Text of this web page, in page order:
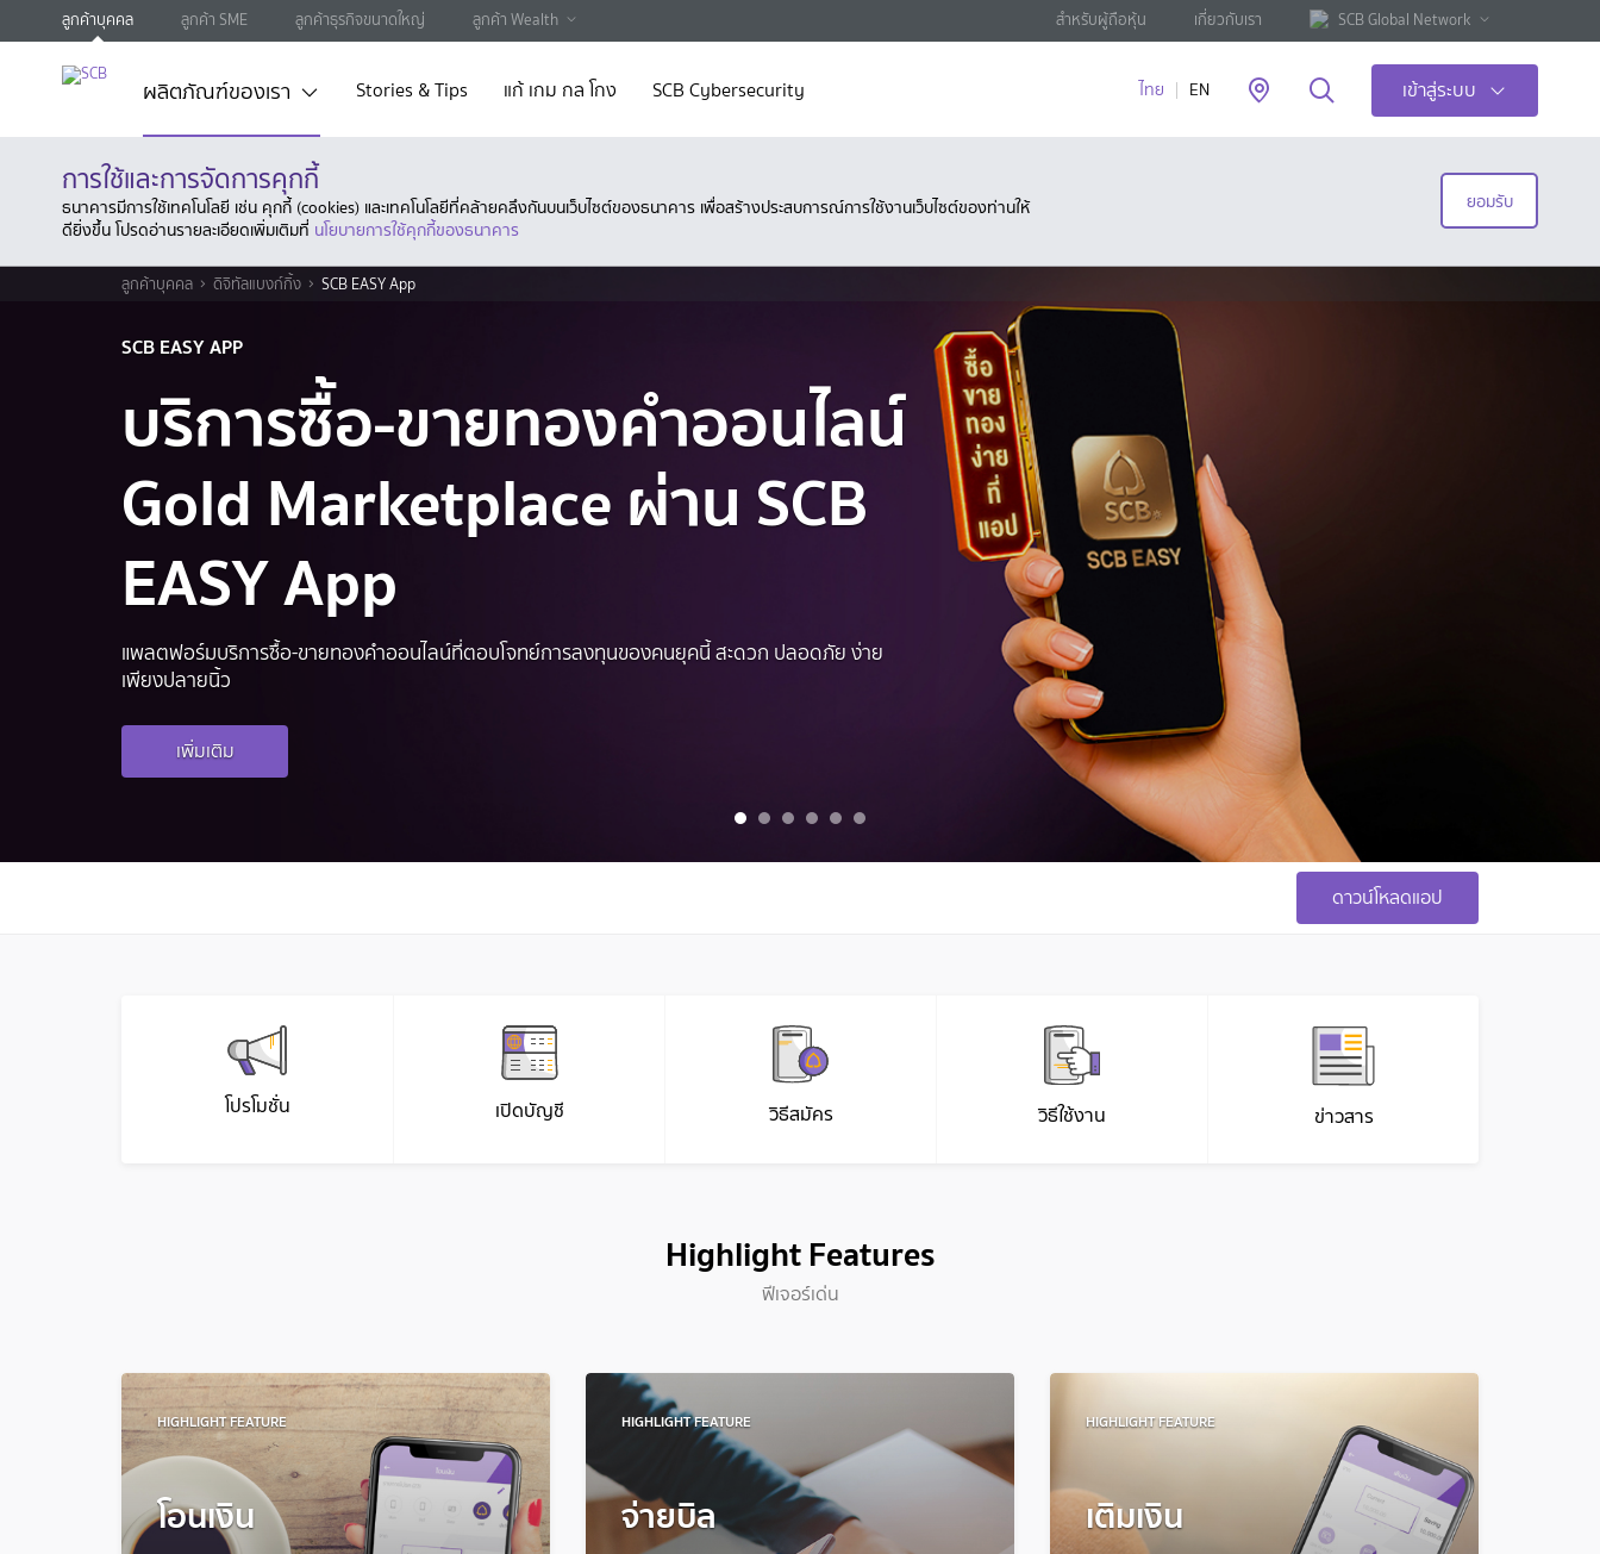
ลูกค้าบุคคล ลูกค้า SME ลูกค้าธุรกิจขนาดใหญ่ ลูกค้า Wealth สำหรับผู้ถือหุ้น เกี่ยวกับเรา SCB Global Network
ผลิตภัณฑ์ของเรา Stories & Tips แก้ เกม กล โกง SCB Cybersecurity ไทย EN เข้าสู่ระบบ
การใช้และการจัดการคุกกี้
ธนาคารมีการใช้เทคโนโลยี เช่น คุกกี้ (cookies) และเทคโนโลยีที่คล้ายคลึงกันบนเว็บไซต์ของธนาคาร เพื่อสร้างประสบการณ์การใช้งานเว็บไซต์ของท่านให้
ดียิ่งขึ้น โปรดอ่านรายละเอียดเพิ่มเติมที่ นโยบายการใช้คุกกี้ของธนาคาร
ยอมรับ
ลูกค้าบุคคล ดิจิทัลแบงก์กิ้ง SCB EASY App
SCB EASY APP
บริการซื้อ-ขายทองคำออนไลน์
Gold Marketplace ผ่าน SCB
EASY App
แพลตฟอร์มบริการซื้อ-ขายทองคำออนไลน์ที่ตอบโจทย์การลงทุนของคนยุคนี้ สะดวก ปลอดภัย ง่าย
เพียงปลายนิ้ว
เพิ่มเติม
1 2 3 4 5 6
ดาวน์โหลดแอป
โปรโมชั่น เปิดบัญชี วิธีสมัคร วิธีใช้งาน ข่าวสาร
Highlight Features
ฟีเจอร์เด่น
HIGHLIGHT FEATURE
โอนเงิน
HIGHLIGHT FEATURE
จ่ายบิล
HIGHLIGHT FEATURE
เติมเงิน